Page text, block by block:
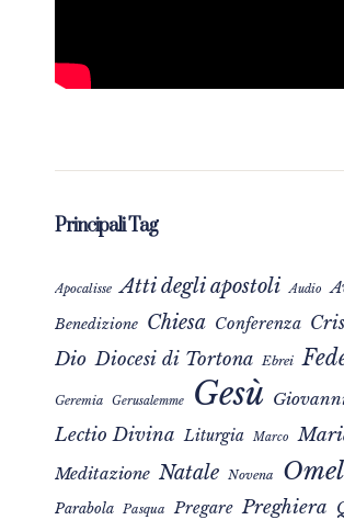
Principali Tag
Apocalisse Atti degli apostoli Audio
Benedizione Chiesa Conferenza
Dio Diocesi di Tortona Ebrei
Geremia Gerusalemme Gesù
Lectio Divina Liturgia Marco
Meditazione Natale Novena
Parabola Pasqua Pregare Preghiera